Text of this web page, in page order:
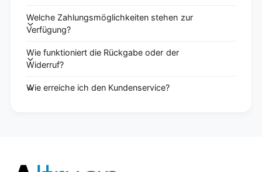
Welche Zahlungsmöglichkeiten stehen zur
Verfügung?
Wie funktioniert die Rückgabe oder der
Widerruf?
Wie erreiche ich den Kundenservice?